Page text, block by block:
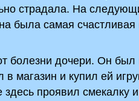
страдала. На
была самая счастливая
болезни дочери. Он был
магазин и купил ей
проявил смекалку